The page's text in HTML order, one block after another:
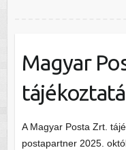
Magyar
A Magyar Posta Zrt.
postapartner 2025.